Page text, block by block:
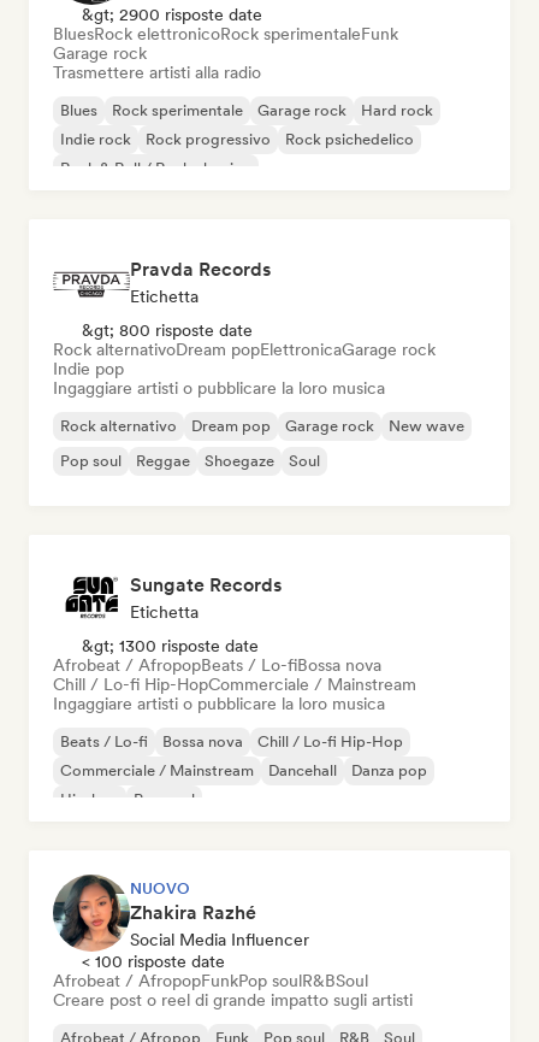
&gt; 2900 risposte date
BluesRock elettronicoRock sperimentaleFunk
Garage rock
Trasmettere artisti alla radio
Blues Rock sperimentale Garage rock
Hard rock
Indie rock
Rock progressivo
Rock psichedelico
Rock & Roll / Rock classico
Pravda Records
Etichetta
&gt; 800 risposte date
Rock alternativoDream popElettronicaGarage rock
Indie pop
Ingaggiare artisti o pubblicare la loro musica
Rock alternativo Dream pop Garage rock
New wave
Pop soul
Reggae Shoegaze Soul
Sungate Records
Etichetta
&gt; 1300 risposte date
Afrobeat / AfropopBeats / Lo-fiBossa nova
Chill / Lo-fi Hip-HopCommerciale / Mainstream
Ingaggiare artisti o pubblicare la loro musica
Beats / Lo-fi Bossa nova
Chill / Lo-fi Hip-Hop
Commerciale / Mainstream
Dancehall
Danza pop
Hip-hop
Pop soul
NUOVO
Zhakira Razhé
Social Media Influencer
< 100 risposte date
Afrobeat / AfropopFunkPop soulR&BSoul
Creare post o reel di grande impatto sugli artisti
Afrobeat / Afropop Funk Pop soul R&B Soul